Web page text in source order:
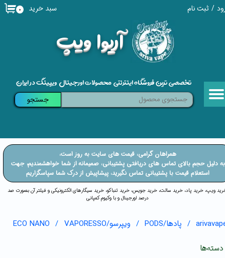
/ ثبت نام
حساب کاربری من
خروج از حساب کاربری
​آریوا ویپ
۰ سبد خرید
تخصصی ترین فروشگاه اینترنتی محصولات اورجینال ویپینگ در ایران
جستجو
پادها/PODS ویپرسو/VAPORESSO ECO NANO
دسته‌ها
ویپ، خرید پاد، خرید سالت، خرید جویس، خرید تنباکو، خرید سیگارهای الکترونیکی و فیلتر آن بصورت صد
درصد اورجینال و با وکیوم کمپانی
​​همراهان گرامی، قیمت های سایت به روز است،
​​​​​​​به دلیل حجم بالای تماس های دریافتی پشتیبانی، صمیمانه از شما خواهشمندیم، جهت
استعلام قیمت با پشتیبانی تماس نگیرید، پیشاپیش از درک شما سپاسگزاریم